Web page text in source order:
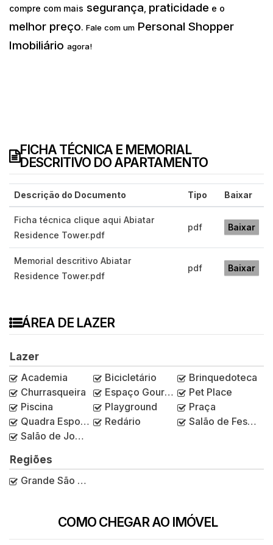
compre com mais segurança praticidade e o
melhor preço. Fale com um Personal Shopper
Imobiliário agora!
FICHA TÉCNICA E MEMORIAL
DESCRITIVO DO APARTAMENTO
Descrição do Documento Tipo Baixar
Ficha técnica clique aqui Abiatar
Residence Tower.pdf
pdf Baixar
Memorial descritivo Abiatar
Residence Tower.pdf
pdf Baixar
ÁREA DE LAZER
Lazer
Academia
Bicicletário
Brinquedoteca
Churrasqueira
Espaço Gourmet
Pet Place
Piscina
Playground
Praça
Quadra Esportiva
Redário
Salão de Festas
Salão de Jogos
Regiões
Grande São Paulo
COMO CHEGAR AO IMÓVEL
Rua João Slaviero, 31, Jardim da Glória,